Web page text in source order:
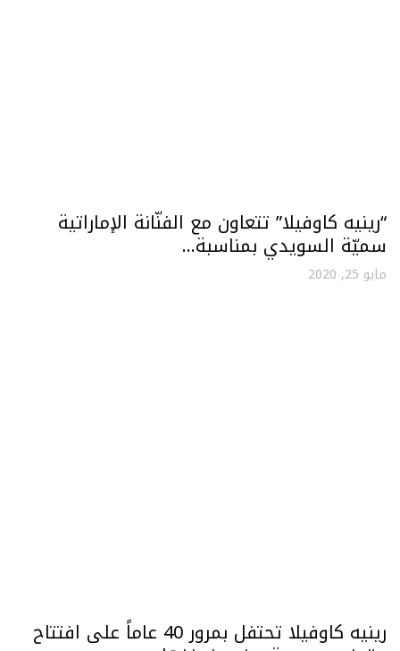
“رينيه كاوفيلا” تتعاون مع الفنّانة الإماراتية
سميّة السويدي بمناسبة…
مايو 25, 2020
رينيه كاوفيلا تحتفل بمرور 40 عاماً على افتتاح